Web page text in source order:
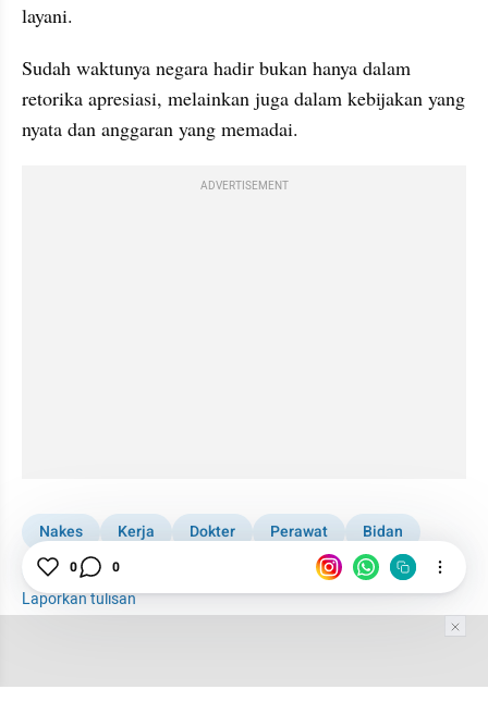
layani.
Sudah waktunya negara hadir bukan hanya dalam
retorika apresiasi, melainkan juga dalam kebijakan yang
nyata dan anggaran yang memadai.
ADVERTISEMENT
Nakes Kerja Dokter Perawat
Bidan
Indonesia
Laporkan tulisan
0 0